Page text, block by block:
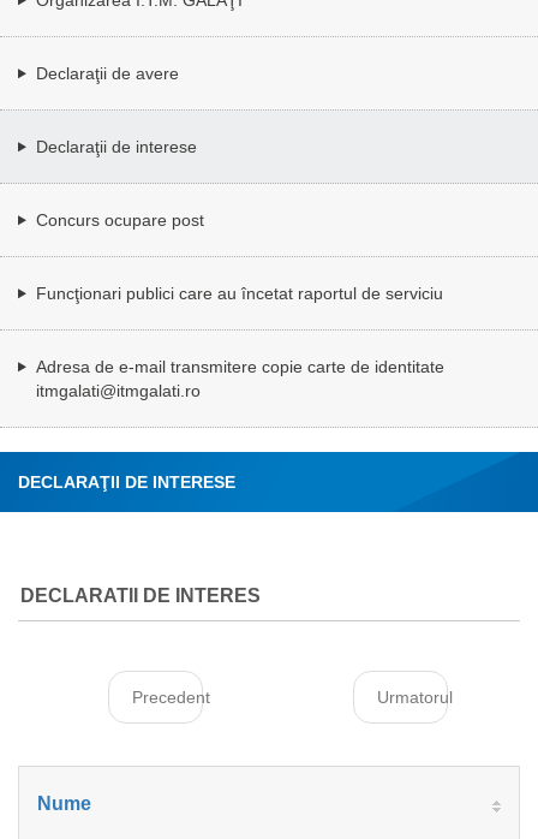
Declaraţii de avere
Declaraţii de interese
Concurs ocupare post
Funcţionari publici care au încetat raportul de serviciu
Adresa de e-mail transmitere copie carte de identitate
itmgalati@itmgalati.ro
DECLARAŢII DE INTERESE
DECLARATII DE INTERES
Precedent Urmatorul
Nume